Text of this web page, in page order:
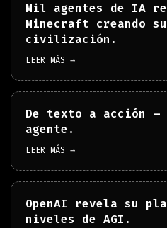
Mil agentes de IA
Minecraft creando
civilización.
LEER MÁS →
De texto a acción –
agente.
LEER MÁS →
OpenAI revela su
niveles de AGI.